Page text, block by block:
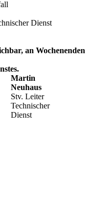
Dienst
an Wochenenden
Martin
Neuhaus
Stv. Leiter
Technischer
Dienst